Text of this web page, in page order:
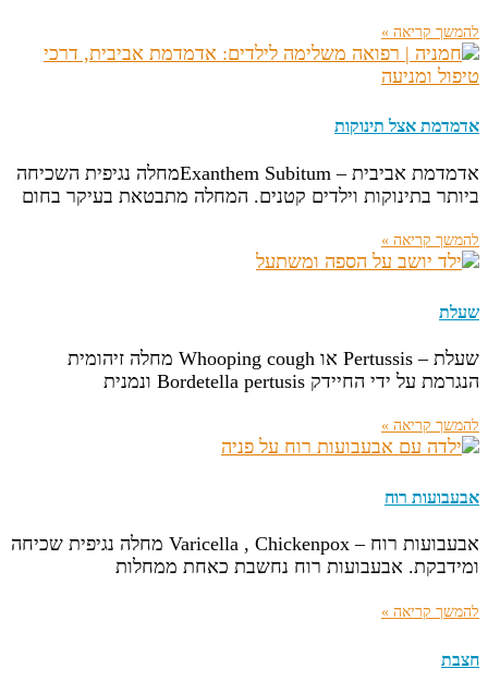
להמשך קריאה »
אדמדמת אצל תינוקות
אדמדמת אביבית – Exanthem Subitumמחלה נגיפית השכיחה
ביותר בתינוקות וילדים קטנים. המחלה מתבטאת בעיקר בחום
להמשך קריאה »
שעלת
שעלת – Pertussis או Whooping cough מחלה זיהומית
הנגרמת על ידי החיידק Bordetella pertusis ונמנית
להמשך קריאה »
אבעבועות רוח
אבעבועות רוח – Varicella , Chickenpox מחלה נגיפית שכיחה
ומידבקת. אבעבועות רוח נחשבת כאחת ממחלות
להמשך קריאה »
חצבת